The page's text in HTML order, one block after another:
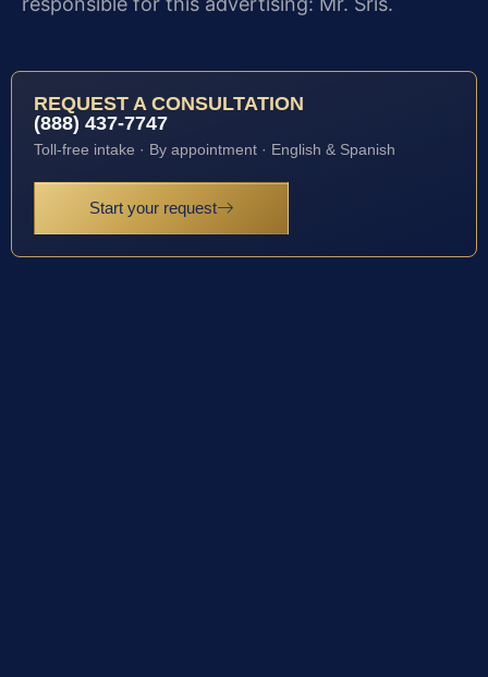
REQUEST A CONSULTATION
(888) 437-7747
Toll-free intake · By appointment · English & Spanish
Start your request